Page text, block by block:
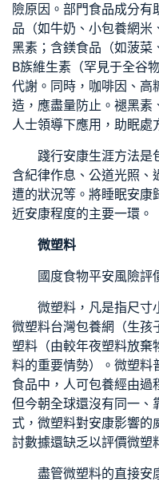
險原因。部門食品成分
品（如牛奶、小包養網米
黑素；含鎂食品（如菠菜
B族維生素（罕見于全谷
代謝。同時，咖啡因、高
造，應盡量防止。褪黑素
人士領導下應用，助眠處
踐行安康生涯方法是
含紀律作息、公道光照、
遭的狀況等。將睡眠安康
近安康程度的主要一環。
微塑料
國度食物平安風險評
微塑料，凡是指尺寸
微塑料台灣包養網 （生
塑料（由較年夜塑料放棄
料的重要情勢）。微塑料
食品中，人可包養經由過
但今朝全球還沒有同一、
式，微塑料對安康影響的
討數據還缺乏以評價微塑
盡管微塑料的直接安